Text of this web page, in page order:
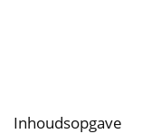
Inhoudsopgave